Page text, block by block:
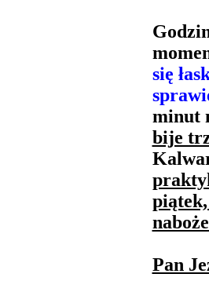
się
minut
bije
Pan